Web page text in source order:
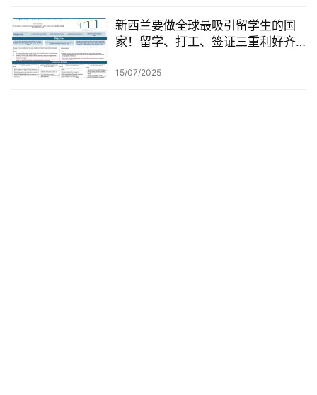
新西兰要做全球最吸引留学生的国
家！留学、打工、签证三重利好齐
15/07/2025